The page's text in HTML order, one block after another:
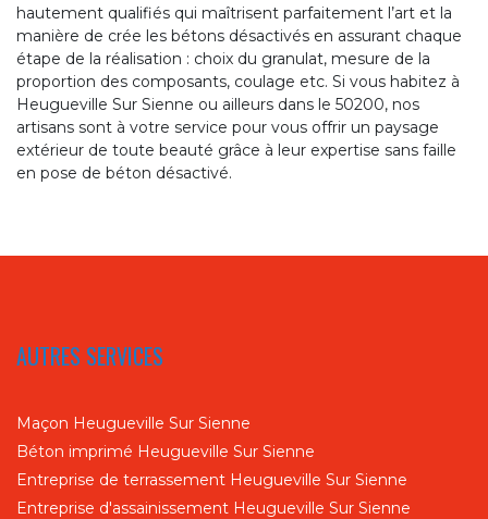
hautement qualifiés qui maîtrisent parfaitement l’art et la
manière de crée les bétons désactivés en assurant chaque
étape de la réalisation : choix du granulat, mesure de la
proportion des composants, coulage etc. Si vous habitez à
Heugueville Sur Sienne ou ailleurs dans le 50200, nos
artisans sont à votre service pour vous offrir un paysage
extérieur de toute beauté grâce à leur expertise sans faille
en pose de béton désactivé.
AUTRES SERVICES
Maçon Heugueville Sur Sienne
Béton imprimé Heugueville Sur Sienne
Entreprise de terrassement Heugueville Sur Sienne
Entreprise d'assainissement Heugueville Sur Sienne